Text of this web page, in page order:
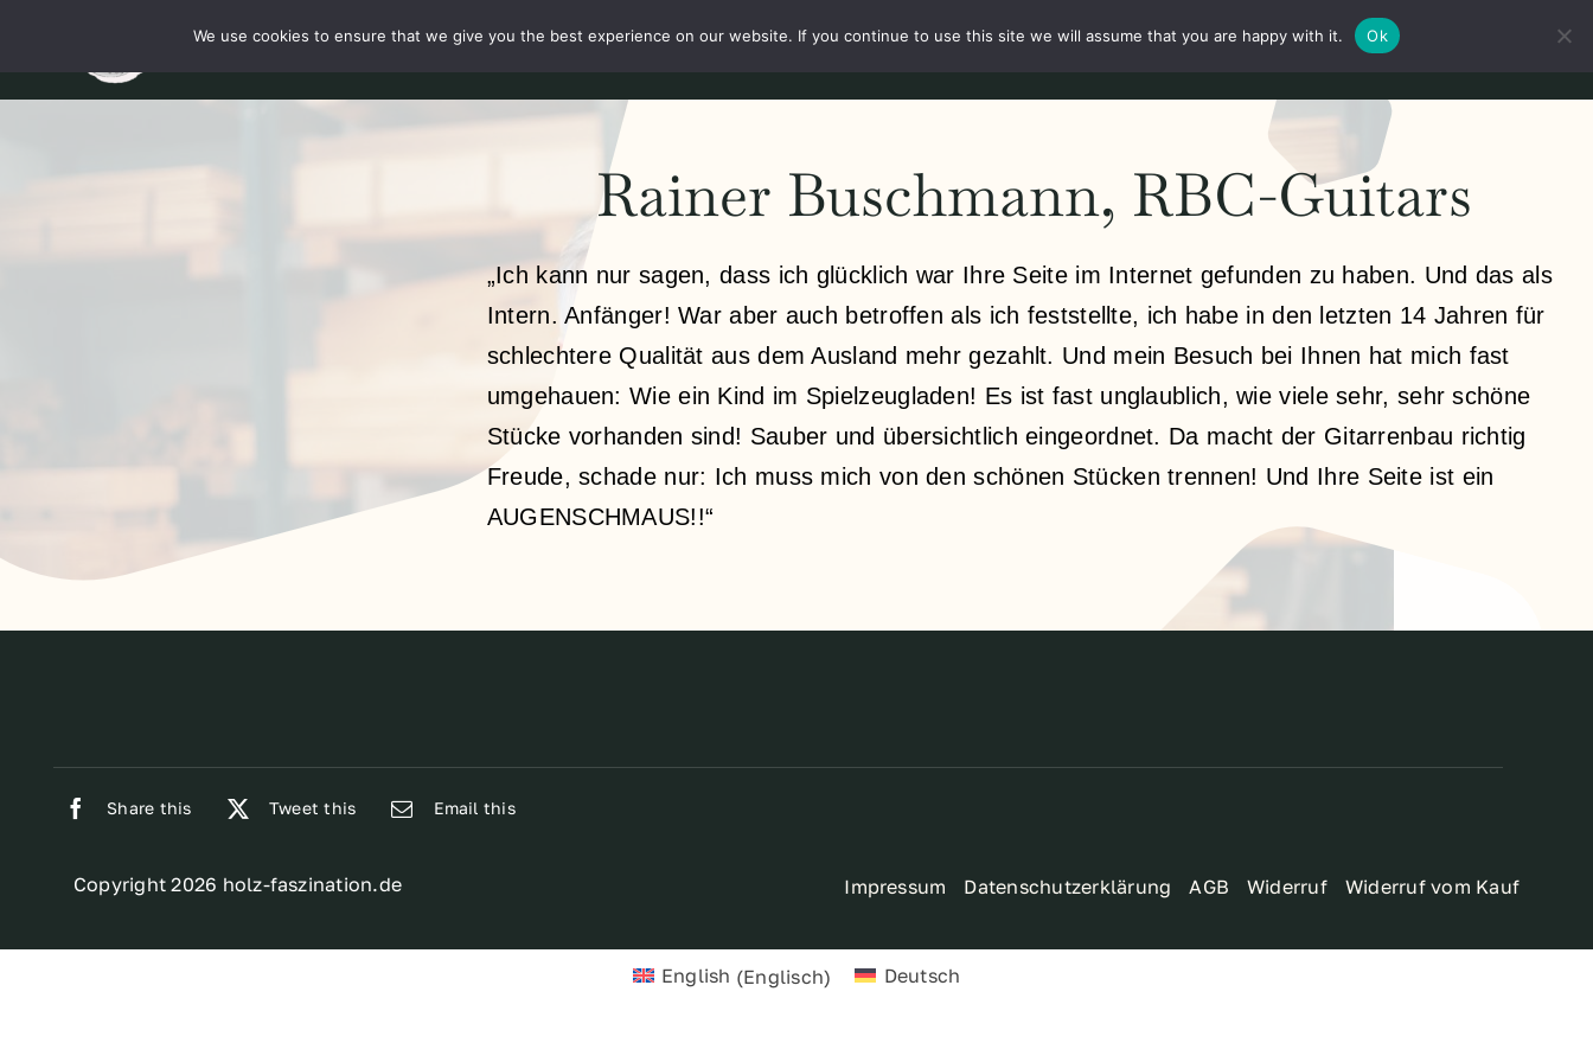
Startseite Über Shop Aktuelles Unsere Kunden Kontakt Mein Konto Anmeldung Deutsch
Rainer Buschmann, RBC-Guitars
„Ich kann nur sagen, dass ich glücklich war Ihre Seite im Internet gefunden zu haben. Und das als
Intern. Anfänger! War aber auch betroffen als ich feststellte, ich habe in den letzten 14 Jahren für
schlechtere Qualität aus dem Ausland mehr gezahlt. Und mein Besuch bei Ihnen hat mich fast
umgehauen: Wie ein Kind im Spielzeugladen! Es ist fast unglaublich, wie viele sehr, sehr schöne
Stücke vorhanden sind! Sauber und übersichtlich eingeordnet. Da macht der Gitarrenbau richtig
Freude, schade nur: Ich muss mich von den schönen Stücken trennen! Und Ihre Seite ist ein
AUGENSCHMAUS!!“
Share this Tweet this Email this
Copyright 2026 holz-faszination.de Impressum Datenschutzerklärung AGB Widerruf Widerruf vom Kauf
English (Englisch) Deutsch
We use cookies to ensure that we give you the best experience on our website. If you continue to use this site we will assume that you are happy with it. Ok